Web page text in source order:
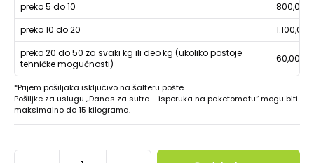
preko 5 do 10
800,00
preko 10 do 20
1.100,00
preko 20 do 50 za svaki kg ili deo kg (ukoliko postoje
tehničke mogućnosti)
60,00
*Prijem pošiljaka isključivo na šalteru pošte.
Pošiljke za uslugu „Danas za sutra - isporuka na paketomatu“ mogu biti
maksimalno do 15 kilograma.